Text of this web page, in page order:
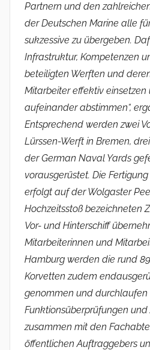
Partnern und den
der Deutschen Marine alle
sukzessive zu übergeben.
Infrastruktur, Kompetenzen
beteiligten Werften und
Mitarbeiter effektiv einsetzen
aufeinander abstimmen“,
Entsprechend werden zwei
Lürssen-Werft in Bremen,
der German Naval Yards
vorausgerüstet. Die
erfolgt auf der Wolgaster
Hochzeitsstoß bezeichneten
Vor- und Hinterschiff
Mitarbeiterinnen und
Hamburg werden die rund
Korvetten zudem
genommen und durchlaufen
Funktionsüberprüfungen
zusammen mit den
öffentlichen Auftraggebers